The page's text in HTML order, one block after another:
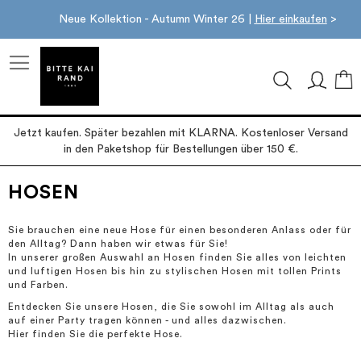
Neue Kollektion - Autumn Winter 26 | Hier einkaufen >
Jetzt kaufen. Später bezahlen mit KLARNA. Kostenloser Versand
in den Paketshop für Bestellungen über 150 €.
HOSEN
Sie brauchen eine neue Hose für einen besonderen Anlass oder für
den Alltag? Dann haben wir etwas für Sie!
In unserer großen Auswahl an Hosen finden Sie alles von leichten
und luftigen Hosen bis hin zu stylischen Hosen mit tollen Prints
und Farben.
Entdecken Sie unsere Hosen, die Sie sowohl im Alltag als auch
auf einer Party tragen können - und alles dazwischen.
Hier finden Sie die perfekte Hose.